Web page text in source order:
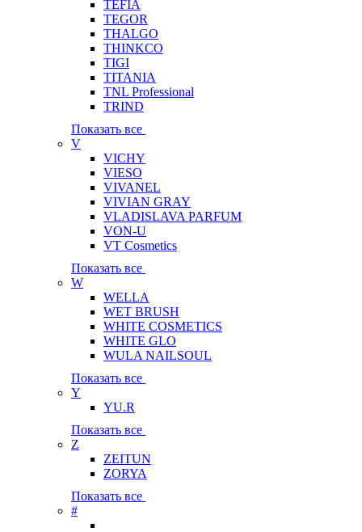
TEFIA
TEGOR
THALGO
THINKCO
TIGI
TITANIA
TNL Professional
TRIND
Показать все
V
VICHY
VIESO
VIVANEL
VIVIAN GRAY
VLADISLAVA PARFUM
VON-U
VT Cosmetics
Показать все
W
WELLA
WET BRUSH
WHITE COSMETICS
WHITE GLO
WULA NAILSOUL
Показать все
Y
YU.R
Показать все
Z
ZEITUN
ZORYA
Показать все
#